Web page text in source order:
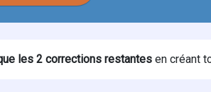
les 2 corrections restantes en créant